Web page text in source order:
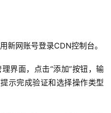
新网账号登录CDN控制台。
理界面，点击“添加”按钮，输
示完成验证和选择操作类型